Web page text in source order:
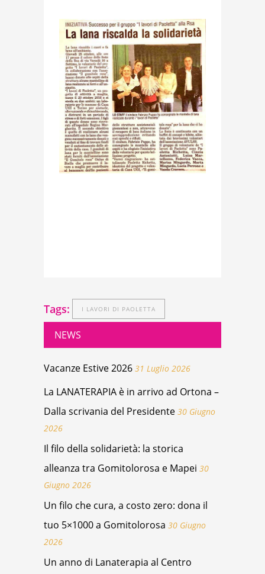
Tags: I LAVORI DI PAOLETTA
NEWS
Vacanze Estive 2026 31 Luglio 2026
La LANATERAPIA è in arrivo ad Ortona –
Dalla scrivania del Presidente 30 Giugno
2026
Il filo della solidarietà: la storica
alleanza tra Gomitolorosa e Mapei 30
Giugno 2026
Un filo che cura, a costo zero: dona il
tuo 5×1000 a Gomitolorosa 30 Giugno
2026
Un anno di Lanaterapia al Centro